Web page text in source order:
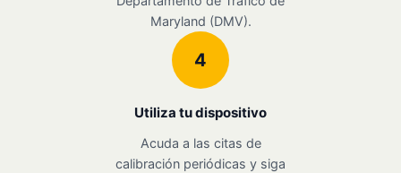
Maryland (DMV).
4
Utiliza tu dispositivo
Acuda a las citas de
calibración periódicas y siga